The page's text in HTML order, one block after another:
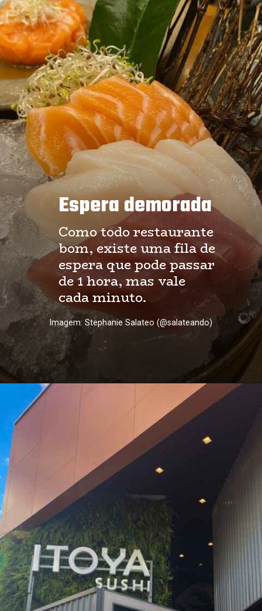
Espera demorada
Como todo restaurante
bom, existe uma fila de
espera que pode passar
de 1 hora, mas vale
cada minuto.
Imagem: Stephanie Salateo (@salateando)